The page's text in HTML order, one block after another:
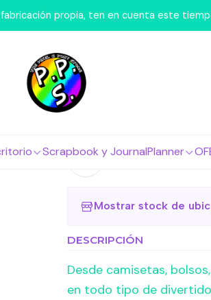
Scrapbook y JournalPlanner
propia, ten en cuenta este
Cricut Cricut - Iron On Kit de Inicio
|
Cricut -
Agregar a la lista
Mostrar stock de
DESCRIPCIÓN
Desde camisetas,
en todo tipo de